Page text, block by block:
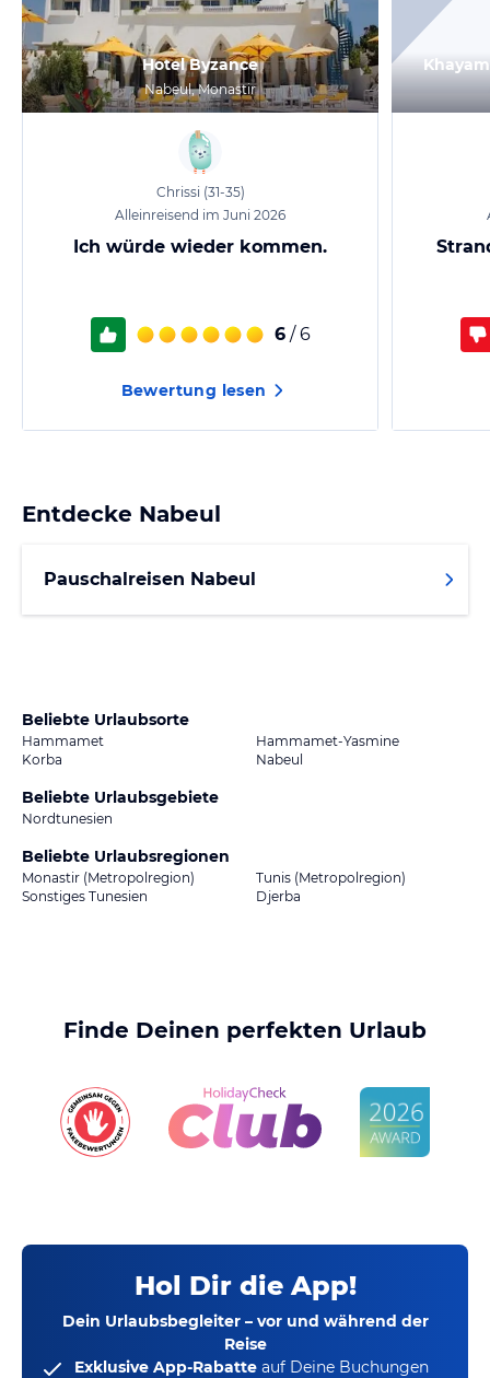
Hotel Byzance
Nabeul, Monastir
Chrissi (31-35)
Alleinreisend im Juni 2026
Ich würde wieder kommen.
6 / 6
Bewertung lesen
Entdecke Nabeul
Pauschalreisen Nabeul
Beliebte Urlaubsorte
Hammamet
Hammamet-Yasmine
Korba
Nabeul
Beliebte Urlaubsgebiete
Nordtunesien
Beliebte Urlaubsregionen
Monastir (Metropolregion)
Tunis (Metropolregion)
Sonstiges Tunesien
Djerba
Finde Deinen perfekten Urlaub
Hol Dir die App!
Dein Urlaubsbegleiter – vor und während der
Reise
Exklusive App-Rabatte auf Deine Buchungen